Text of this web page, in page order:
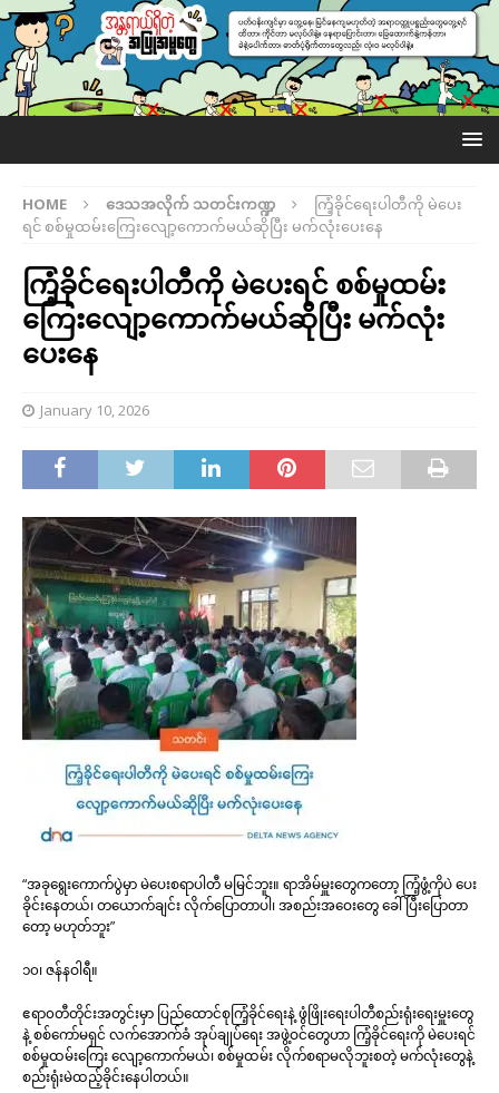
HOME ဒေသအလိုက် သတင်းကဏ္ဍ
ကြံ့ခိုင်ရေးပါတီကို မဲပေး
ရင် စစ်မှုထမ်းကြေးလျော့ကောက်မယ်ဆိုပြီး မက်လုံးပေးနေ
ကြံ့ခိုင်ရေးပါတီကို မဲပေးရင် စစ်မှုထမ်း
ကြေးလျော့ကောက်မယ်ဆိုပြီး မက်လုံး
ပေးနေ
January 10, 2026
“အခုရွေးကောက်ပွဲမှာ မဲပေးစရာပါတီ မမြင်ဘူး။ ရာအိမ်မှူးတွေကတော့ ကြံ့ဖွံ့ကိုပဲ ပေး
ခိုင်းနေတယ်၊ တယောက်ချင်း လိုက်ပြောတာပါ၊ အစည်းအဝေးတွေ ခေါ်ပြီးပြောတာ
တော့ မဟုတ်ဘူး”
၁၀၊ ဇန်နဝါရီ။
ဧရာ၀တီတိုင်းအတွင်းမှာ ပြည်ထောင်စုကြံ့ခိုင်ရေးနဲ့ ဖွံဖြိုးရေးပါတီစည်းရုံးရေးမှူးတွေ
နဲ့ စစ်ကော်မရှင် လက်အောက်ခံ အုပ်ချုပ်ရေး အဖွဲ့ဝင်တွေဟာ ကြံ့ခိုင်ရေးကို မဲပေးရင်
စစ်မှုထမ်းကြေး လျော့ကောက်မယ်၊ စစ်မှုထမ်း လိုက်စရာမလိုဘူးစတဲ့ မက်လုံးတွေနဲ့
စည်းရုံးမဲထည့်ခိုင်းနေပါတယ်။